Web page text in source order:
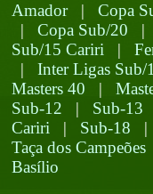
Amador| Copa
| Copa Sub/20 |
Sub/15 Cariri |
| Inter Ligas Sub/
Masters 40 |
Sub-12 | Sub-13
Cariri | Sub-18 |
Taça dos Campeões
Basílio